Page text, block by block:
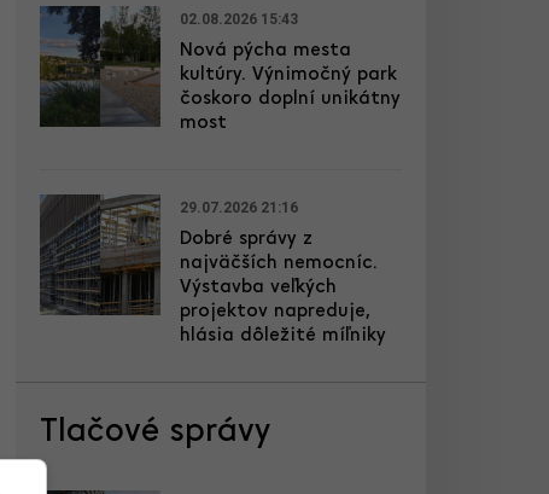
02.08.2026 15:43
Nová pýcha mesta
kultúry. Výnimočný park
čoskoro doplní unikátny
most
29.07.2026 21:16
Dobré správy z
najväčších nemocníc.
Výstavba veľkých
projektov napreduje,
hlásia dôležité míľniky
Tlačové správy